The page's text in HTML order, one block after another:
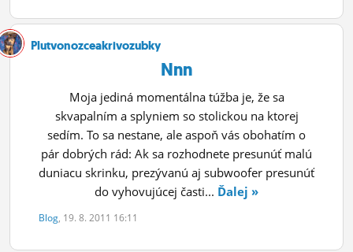
Plutvonozceakrivozubky
Nnn
Moja jediná momentálna túžba je, že sa
skvapalním a splyniem so stolickou na ktorej
sedím. To sa nestane, ale aspoň vás obohatím o
pár dobrých rád: Ak sa rozhodnete presunúť malú
duniacu skrinku, prezývanú aj subwoofer presunúť
do vyhovujúcej časti... Ďalej »
Blog, 19. 8. 2011 16:11